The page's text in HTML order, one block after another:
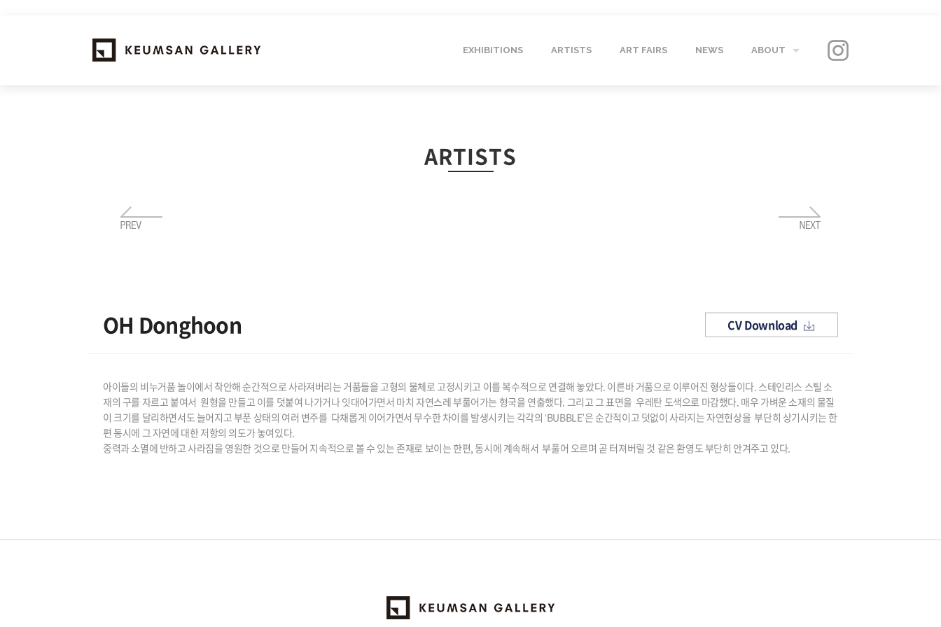
EXHIBITIONS ARTISTS ART FAIRS NEWS ABOUT
ARTISTS
OH Donghoon CV Download
아이들의 비누거품 놀이에서 착안해 순간적으로 사라져버리는 거품들을 고형의 물체로 고정시키고 이를 복수적으로 연결해 놓았다. 이른바 거품으로 이루어진 형상들이다. 스테인리스 스틸 소
재의 구를 자르고 붙여서 원형을 만들고 이를 덧붙여 나가거나 잇대어가면서 마치 자연스레 부풀어가는 형국을 연출했다. 그리고 그 표면을 우레탄 도색으로 마감했다. 매우 가벼운 소재의 물질
이 크기를 달리하면서도 늘어지고 부푼 상태의 여러 변주를 다채롭게 이어가면서 무수한 차이를 발생시키는 각각의 ʻBUBBLE’은 순간적이고 덧없이 사라지는 자연현상을 부단히 상기시키는 한
편 동시에 그 자연에 대한 저항의 의도가 놓여있다.
중력과 소멸에 반하고 사라짐을 영원한 것으로 만들어 지속적으로 볼 수 있는 존재로 보이는 한편, 동시에 계속해서 부풀어 오르며 곧 터져버릴 것 같은 환영도 부단히 안겨주고 있다.